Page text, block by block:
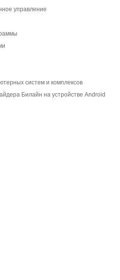
управление
систем и комплексов
Билайн на устройстве Android